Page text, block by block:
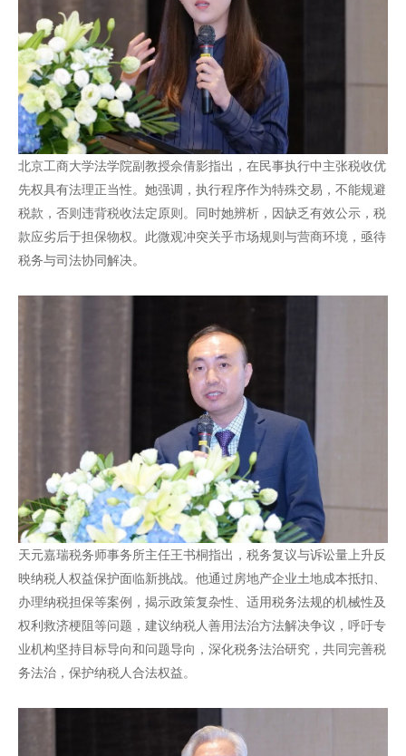
北京工商大学法学院副教授佘倩影指出，在民事执行中主张税收优
先权具有法理正当性。她强调，执行程序作为特殊交易，不能规避
税款，否则违背税收法定原则。同时她辨析，因缺乏有效公示，税
款应劣后于担保物权。此微观冲突关乎市场规则与营商环境，亟待
税务与司法协同解决。
天元嘉瑞税务师事务所主任王书桐指出，税务复议与诉讼量上升反
映纳税人权益保护面临新挑战。他通过房地产企业土地成本抵扣、
办理纳税担保等案例，揭示政策复杂性、适用税务法规的机械性及
权利救济梗阻等问题，建议纳税人善用法治方法解决争议，呼吁专
业机构坚持目标导向和问题导向，深化税务法治研究，共同完善税
务法治，保护纳税人合法权益。